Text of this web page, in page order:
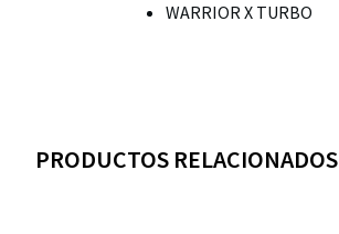
WARRIOR X TURBO
PRODUCTOS RELACIONADOS